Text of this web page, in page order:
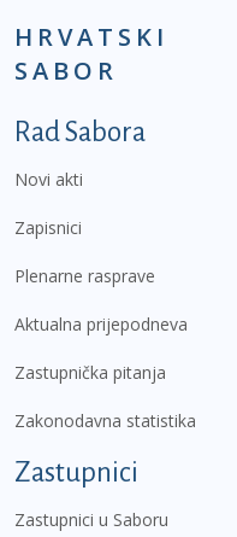
HRVATSKI
SABOR
Podnožje prvi
Rad Sabora
Novi akti
Zapisnici
Plenarne rasprave
Aktualna prijepodneva
Zastupnička pitanja
Zakonodavna statistika
Zastupnici
Zastupnici u Saboru